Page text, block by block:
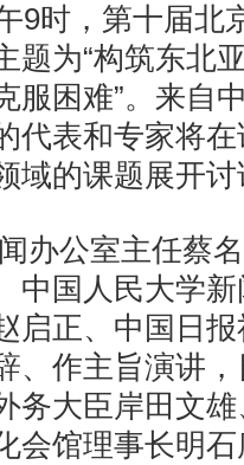
9时，第十届北
题为“构筑东北
困难”。来自
代表和专家将
域的课题展开
公室主任蔡名
中国人民大学
启正、中国日
、作主旨演讲
务大臣岸田文
会馆理事长明